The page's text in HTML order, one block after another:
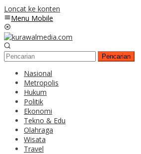
Loncat ke konten
Menu Mobile
Pencarian
Nasional
Metropolis
Hukum
Politik
Ekonomi
Tekno & Edu
Olahraga
Wisata
Travel